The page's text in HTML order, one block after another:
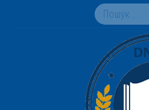
Search: